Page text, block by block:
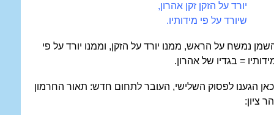
יורד על הזקן זקן אהרון,
שיורד על פי מידותיו.
נמשח על הראש, ממנו יורד על הזקן, וממנו יורד על פי
= בגדיו של אהרון.
הגענו לפסוק השלישי, העובר לתחום חדש: תאור החרמון
ציון: